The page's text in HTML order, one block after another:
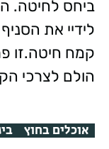
ביחס לחיטה.
לידיי את
קמח חיטה.זו
הולם לצרכי
אוכלים בחוץ